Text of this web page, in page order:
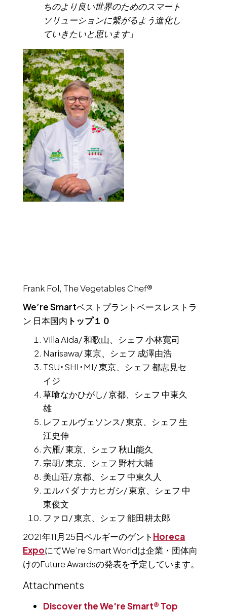
ちのより良い世界のためのスマート
ソリューションに繋がるよう進化し
ていきたいと思います」
Frank Fol, The Vegetables Chef®
We’re Smartベストプラントベースレストラ
ン 日本国内 トップ１０
Villa Aida/ 和歌山、シェフ 小林寛司
Narisawa/ 東京、シェフ 成澤由浩
TSU･SHI･MI/ 東京、シェフ 都志見セ
イジ
草喰なかひがし/ 京都、シェフ 中東久
雄
レフェルヴェソンス/ 東京、シェフ 生
江史伸
六雁/ 東京、シェフ 秋山能久
宗胡/ 東京、シェフ 野村大輔
美山荘/ 京都、シェフ 中東久人
エルバ ダ ナカヒガシ/ 東京、シェフ 中
東俊文
ファロ/ 東京、シェフ 能田耕太郎
2021年11月25日ベルギーのゲント Horeca
ExpoにてWe’re Smart Worldは企業・団体向
けのFuture Awardsの発表を予定しています。
Attachments
Discover the We're Smart® Top